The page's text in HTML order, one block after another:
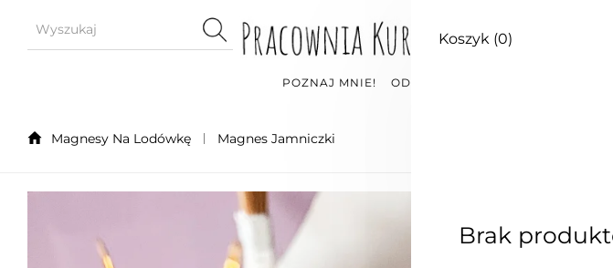
POZNAJ MNIE! ODEZWIJ SIĘ!
Koszyk (0)
Brak
Magnesy Na Lodówkę Magnes Jamniczki